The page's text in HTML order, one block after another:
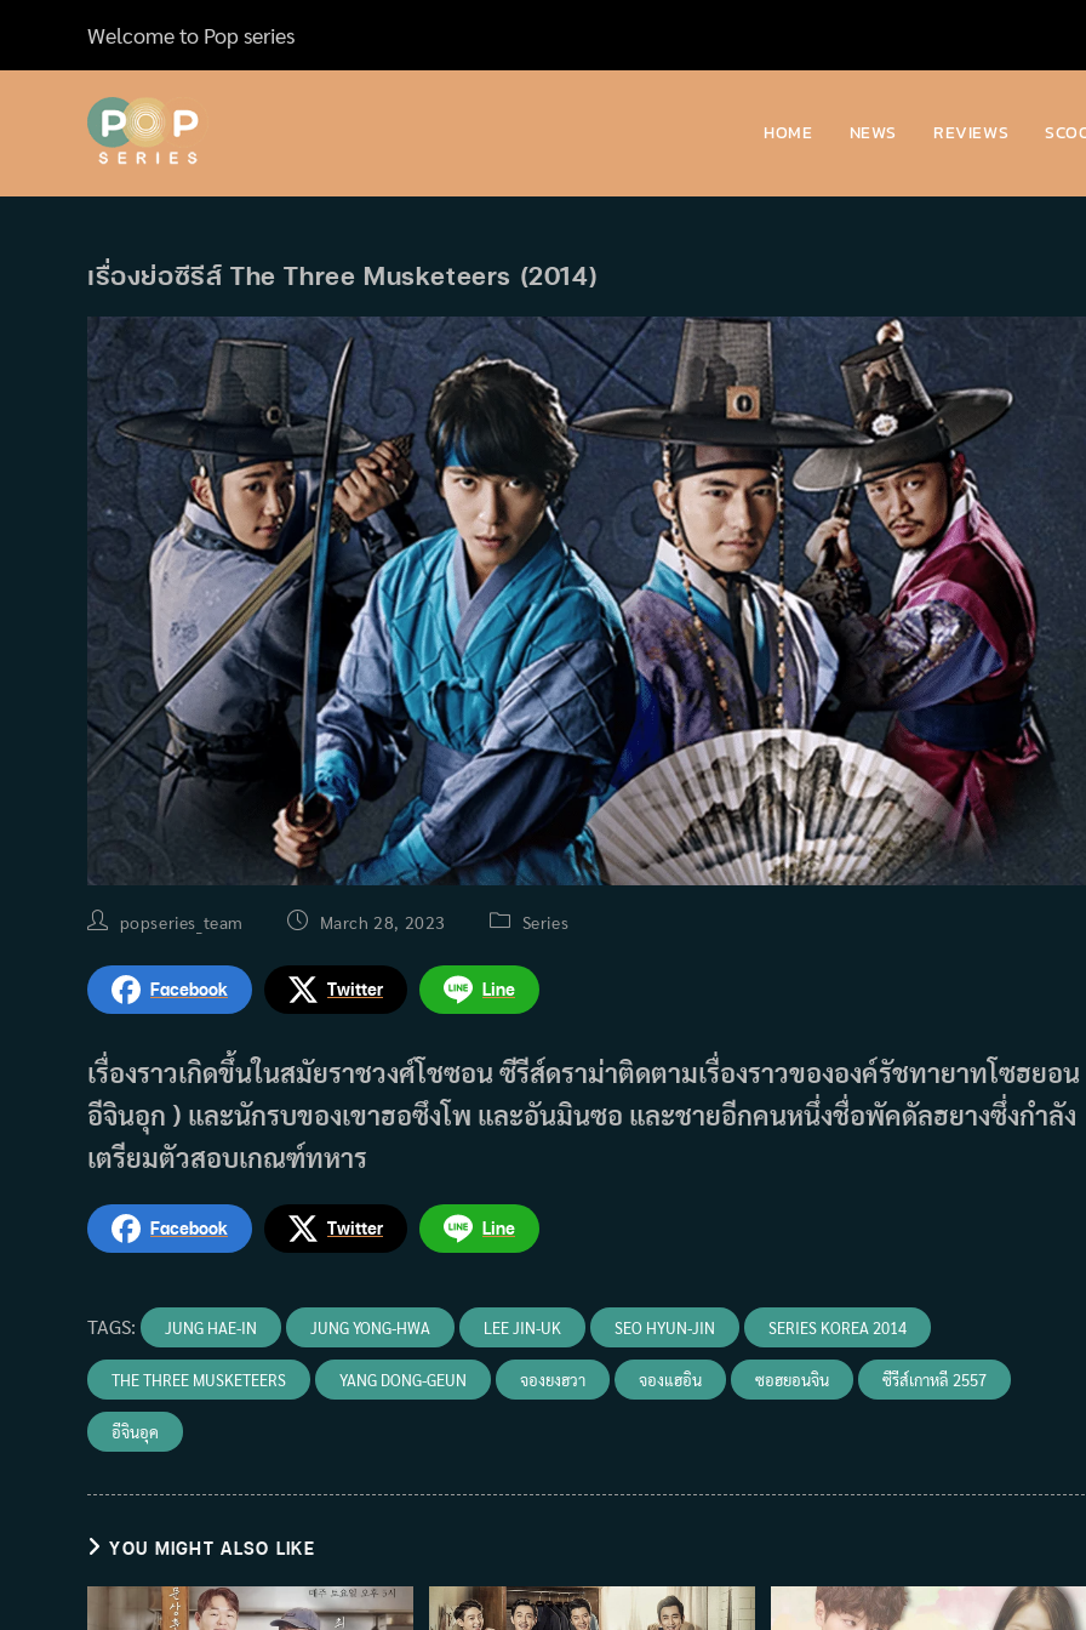
content
Welcome to Pop series
HOME NEWS REVIEWS
เรื่องย่อซีรีส์ The Three Musketeers (2014)
Postpopseries_team
PostMarch 28, 2023
PostSeries
Facebook Twitter Line
เรื่องราวเกิดขึ้นในสมัยราชวงศ์โชซอน ซีรีส์ดราม่าติดตามเรื่องราวขององค์รัชทายาทโซฮยอน
อีจินอุก ) และนักรบของเขาฮอซึงโพ และอันมินซอ และชายอีกคนหนึ่งชื่อพัคดัลฮยางซึ่งกำลัง
เตรียมตัวสอบเกณฑ์ทหาร
Facebook Twitter Line
TAGS: JUNG HAE-IN JUNG YONG-HWA LEE JIN-UK SEO HYUN-JIN SERIES KOREA 2014
THE THREE MUSKETEERS YANG DONG-GEUN จองยงฮวา จองแฮอิน ซอฮยอนจิน ซีรีส์เกาหลี 2557
อีจินอุค
YOU MIGHT ALSO LIKE